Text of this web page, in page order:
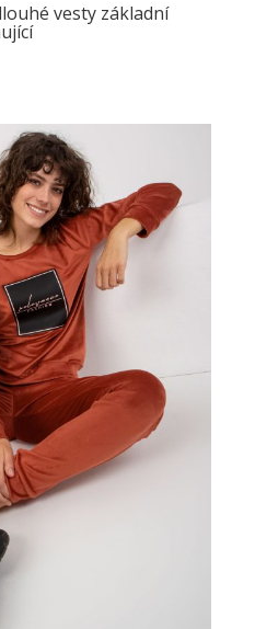
vesty základní